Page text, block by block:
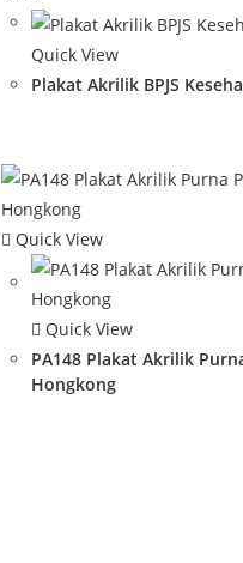
Quick View
Plakat Akrilik BPJS
Quick View
Quick View
PA148 Plakat Akrilik
Hongkong